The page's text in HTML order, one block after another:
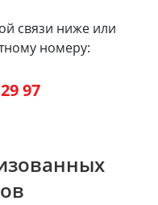
связи ниже или
номеру:
97